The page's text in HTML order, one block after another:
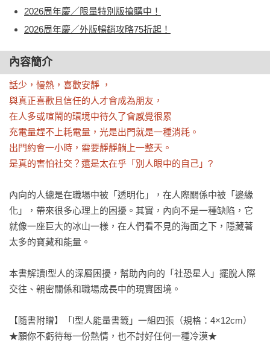
2026周年慶／限量特別版搶購中！
2026周年慶／外版暢銷攻略75折起！
內容簡介
話少，慢熱，喜歡安靜 ，
與真正喜歡且信任的人才會成為朋友，
在人多或喧鬧的環境中待久了會感覺很累
充電量趕不上耗電量，光是出門就是一種消耗。
出門約會一小時，需要靜靜躺上一整天。
是真的害怕社交？還是太在乎「別人眼中的自己」?
內向的人總是在職場中被「透明化」，在人際關係中被「邊緣
化」，帶來很多心理上的困擾。其實，內向不是一種缺陷，它
就像一座巨大的冰山一樣，在人們看不見的海面之下，隱藏著
太多的寶藏和能量。
本書解讀I型人的深層困擾，幫助內向的「社恐星人」擺脫人際
交往、親密關係和職場成長中的現實困境。
【隨書附贈】「I型人能量書籤」一組四張（規格：4×12cm）
★願你不虧待每一份熱情，也不討好任何一種冷漠★